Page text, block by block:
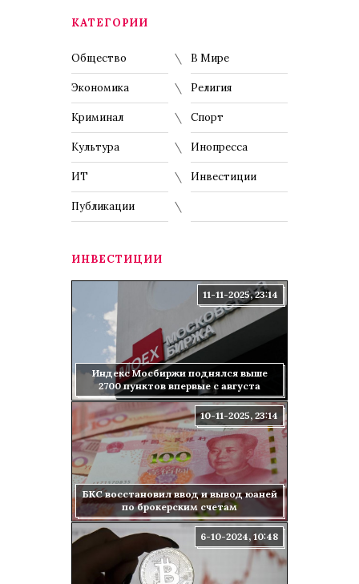
КАТЕГОРИИ
Общество В Мире
Экономика Религия
Криминал Спорт
Культура Инопресса
ИТ Инвестиции
Публикации
ИНВЕСТИЦИИ
Индекс Мосбиржи поднялся выше
2700 пунктов впервые с августа
11-11-2025, 23:14
БКС восстановил ввод и вывод юаней
по брокерским счетам
10-11-2025, 23:14
6-10-2024, 10:48